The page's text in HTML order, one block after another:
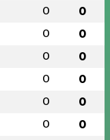
0 0
0 0
0 0
0 0
0 0
0 0